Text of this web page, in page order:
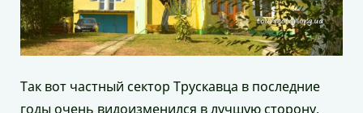
Так вот частный сектор Трускавца в последние
годы очень видоизменился в лучшую сторону.